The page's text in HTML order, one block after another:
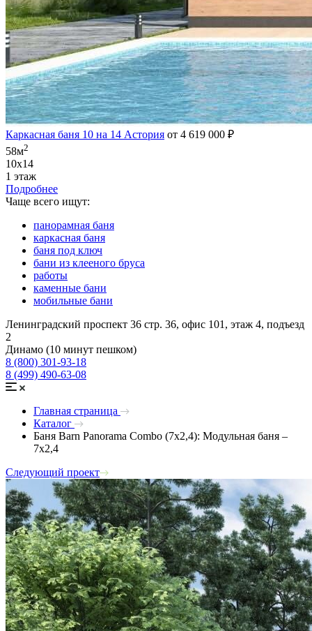
Каркасная баня 10 на 14 Астория от 4 619 000 ₽
58м2
10х14
1 этаж
Подробнее
Чаще всего ищут:
панорамная баня
каркасная баня
баня под ключ
бани из клееного бруса
работы
каменные бани
мобильные бани
Ленинградский проспект 36 стр. 36, офис 101, этаж 4, подъезд
2
Динамо (10 минут пешком)
8 (800) 301-93-18
8 (499) 490-63-08
Главная страница
Каталог
Баня Barn Panorama Combo (7х2,4): Модульная баня –
7х2,4
Следующий проект